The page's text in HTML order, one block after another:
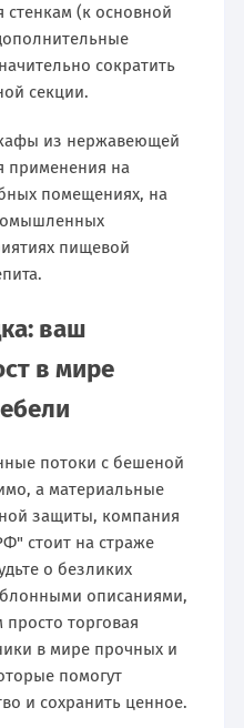
стенкам (к основной
сократить
секции.
из нержавеющей
применения на
помещениях, на
пищевой
ваш
в мире
потоки с бешеной
а материальные
защиты, компания
стоит на страже
о безликих
описаниями,
торговая
в мире прочных и
помогут
и сохранить ценное.